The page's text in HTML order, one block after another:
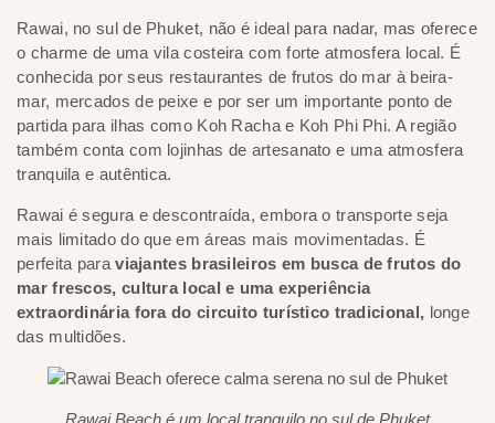
Rawai, no sul de Phuket, não é ideal para nadar, mas oferece
o charme de uma vila costeira com forte atmosfera local. É
conhecida por seus restaurantes de frutos do mar à beira-
mar, mercados de peixe e por ser um importante ponto de
partida para ilhas como Koh Racha e Koh Phi Phi. A região
também conta com lojinhas de artesanato e uma atmosfera
tranquila e autêntica.
Rawai é segura e descontraída, embora o transporte seja
mais limitado do que em áreas mais movimentadas. É
perfeita paraviajantes brasileiros em busca de frutos do
mar frescos, cultura local e uma experiência
extraordinária fora do circuito turístico tradicional, longe
das multidões.